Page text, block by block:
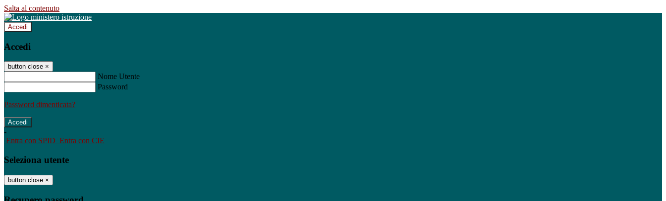
Salta al contenuto
Accedi
Accedi
button close ×
Nome Utente
Password
Password dimenticata?
-
Entra con SPID Entra con CIE
Seleziona utente
button close ×